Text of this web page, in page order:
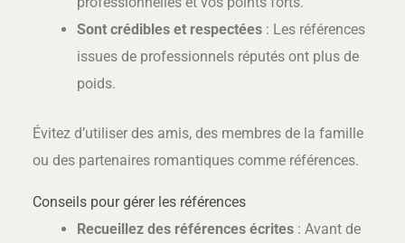
Sont crédibles et respectées : Les références
issues de professionnels réputés ont plus de
poids.
Évitez d’utiliser des amis, des membres de la famille
ou des partenaires romantiques comme références.
Conseils pour gérer les références
Recueillez des références écrites : Avant de